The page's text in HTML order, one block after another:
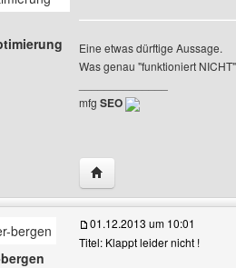
Benutzer-Profile anzeigen
Eine etwas dürftige Aussage.
Was genau "funktioniert
mfg SEO
Website dieses
01.12.2013 um 10:01
Titel: Klappt leider nicht !